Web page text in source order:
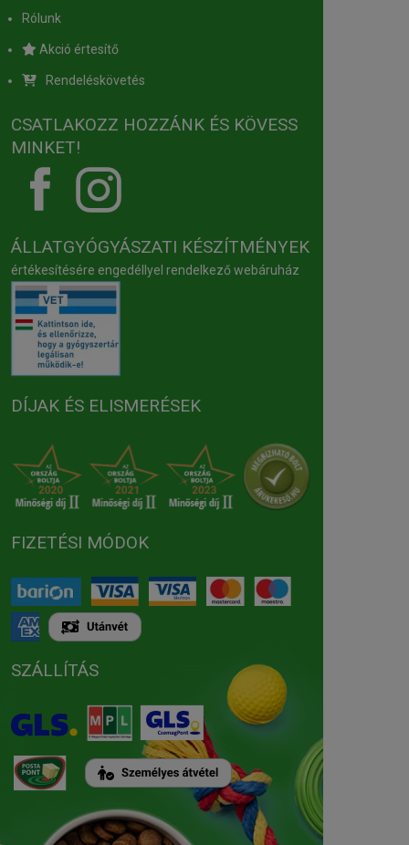
Rólunk
Akció értesítő
Rendeléskövetés
CSATLAKOZZ HOZZÁNK ÉS KÖVESS
MINKET!
ÁLLATGYÓGYÁSZATI KÉSZÍTMÉNYEK
értékesítésére engedéllyel rendelkező webáruház
DÍJAK ÉS ELISMERÉSEK
FIZETÉSI MÓDOK
SZÁLLÍTÁS